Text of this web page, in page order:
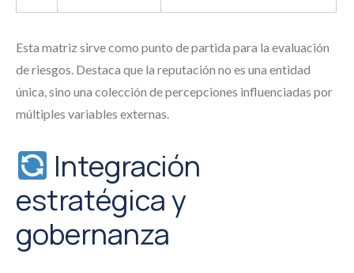
Esta matriz sirve como punto de partida para la evaluación
de riesgos. Destaca que la reputación no es una entidad
única, sino una colección de percepciones influenciadas por
múltiples variables externas.
Integración
estratégica y
gobernanza